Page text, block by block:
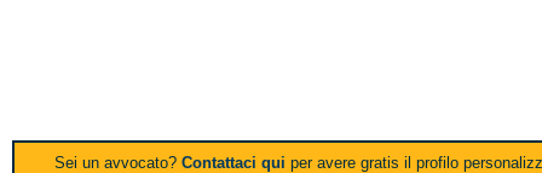
Sei un avvocato? Contattaci qui per avere gratis il profilo